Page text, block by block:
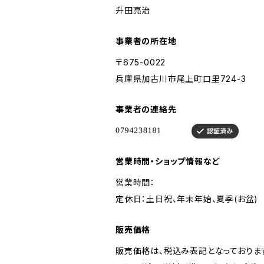
升田亮治
事業者の所在地
〒675-0022
兵庫県加古川市尾上町口里724-3
事業者の連絡先
営業時間・ショップ情報など
営業時間：
定休日：土日祝、年末年始、夏季(お盆)
販売価格
販売価格は、税込み表記となっておりま